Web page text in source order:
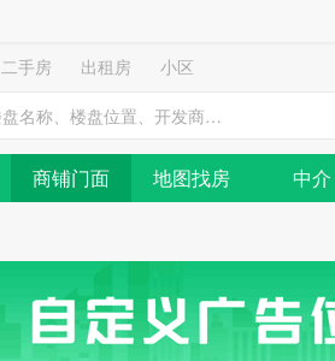
二手房 出租房
小区
商铺门面 地图找房 中介